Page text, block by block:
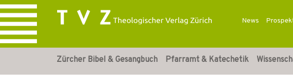
News
Zürcher Bibel & Gesangbuch Pfarramt & Katechetik